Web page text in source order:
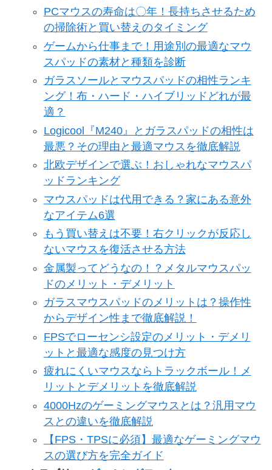
PCマウスの寿命は〇年！長持ちさせるため
の掃除術と買い替えのタイミング
ゲームから仕事まで！用途別の最適なマウ
スパッドの素材と種類を診断
ガラスソールとマウスパッドの相性ランキ
ング！布・ハード・ハイブリッドどれが最
適？
Logicool『M240』とガラスパッドの相性は
最悪？その理由と最適マウスを徹底解説
北欧デザインで選ぶ！おしゃれなマウスパ
ッドランキング
マウスパッドは代用できる？家にある意外
なアイテム6選
もう買い替えは不要！右クリックが反応し
ないマウスを復活させる方法
金属製ってどうなの！？メタルマウスパッ
ドのメリット・デメリット
ガラスマウスパッドのメリットは？操作性
からデザイン性まで徹底解説！
FPSでローセンシ設定のメリット・デメリ
ットと最適な感度の見つけ方
疲れにくいマウスならトラックボール！メ
リットとデメリットを徹底解説
4000Hzのゲーミングマウスとは？汎用マウ
スとの違いを徹底解説
【FPS・TPSに必須】最適なゲーミングマウ
スの選び方を完全ガイド